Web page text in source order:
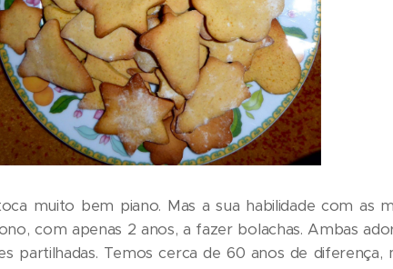
muito bem piano. Mas a sua habilidade com as
com apenas 2 anos, a fazer bolachas. Ambas
partilhadas. Temos cerca de 60 anos de diferença,